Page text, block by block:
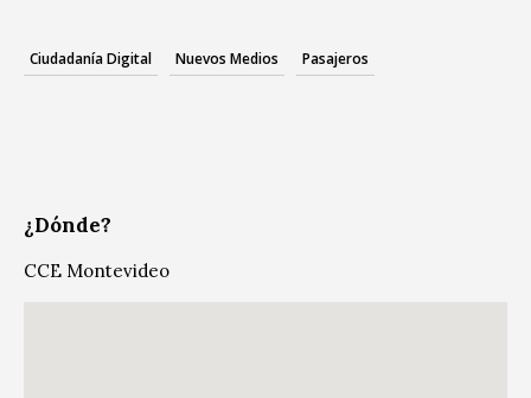
Ciudadanía Digital Nuevos Medios Pasajeros
¿Dónde?
CCE Montevideo